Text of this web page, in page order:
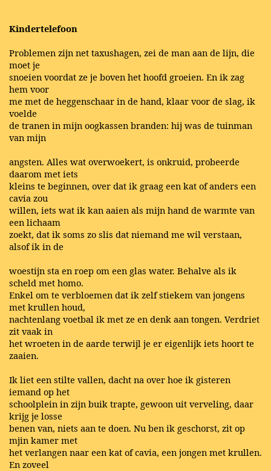
Kindertelefoon
Problemen zijn net taxushagen, zei de man aan de lijn, die
moet je
snoeien voordat ze je boven het hoofd groeien. En ik zag
hem voor
me met de heggenschaar in de hand, klaar voor de slag, ik
voelde
de tranen in mijn oogkassen branden: hij was de tuinman
van mijn
angsten. Alles wat overwoekert, is onkruid, probeerde
daarom met iets
kleins te beginnen, over dat ik graag een kat of anders een
cavia zou
willen, iets wat ik kan aaien als mijn hand de warmte van
een lichaam
zoekt, dat ik soms zo slis dat niemand me wil verstaan,
alsof ik in de
woestijn sta en roep om een glas water. Behalve als ik
scheld met homo.
Enkel om te verbloemen dat ik zelf stiekem van jongens
met krullen houd,
nachtenlang voetbal ik met ze en denk aan tongen. Verdriet
zit vaak in
het wroeten in de aarde terwijl je er eigenlijk iets hoort te
zaaien.
Ik liet een stilte vallen, dacht na over hoe ik gisteren
iemand op het
schoolplein in zijn buik trapte, gewoon uit verveling, daar
krijg je losse
benen van, niets aan te doen. Nu ben ik geschorst, zit op
mjin kamer met
het verlangen naar een kat of cavia, een jongen met krullen.
En zoveel